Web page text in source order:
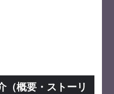
（概要・ストーリ